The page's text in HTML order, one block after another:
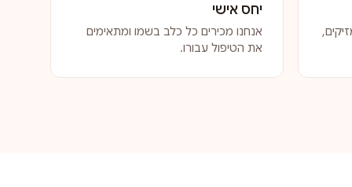
יחס אישי
אנחנו מכירים כל כלב בשמו ומתאימים
את הטיפול עבורו.